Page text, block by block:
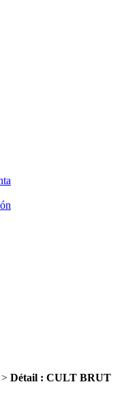
> Détail : CULT BRUT